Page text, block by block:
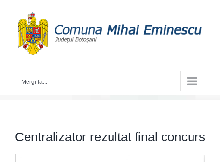
content
Mergi la...
Centralizator rezultat final concurs